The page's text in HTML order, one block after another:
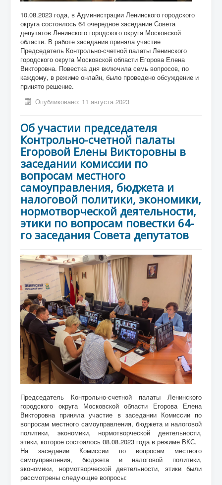
10.08.2023 года, в Администрации Ленинского городского
округа состоялось 64 очередное заседание Совета
депутатов Ленинского городского округа Московской
области. В работе заседания приняла участие
Председатель Контрольно-счетной палаты Ленинского
городского округа Московской области Егорова Елена
Викторовна. Повестка дня включила семь вопросов, по
каждому, в режиме онлайн, было проведено обсуждение и
принято решение.
Опубликовано: 11 августа 2023
Об участии председателя
Контрольно-счетной палаты
Егоровой Елены Викторовны в
заседании комиссии по
вопросам местного
самоуправления, бюджета и
налоговой политики, экономики,
нормотворческой деятельности,
этики по вопросам повестки 64-
го заседания Совета депутатов
Председатель Контрольно-счетной палаты Ленинского
городского округа Московской области Егорова Елена
Викторовна приняла участие в заседании Комиссии по
вопросам местного самоуправления, бюджета и налоговой
политики, экономики, нормотворческой деятельности,
этики, которое состоялось 08.08.2023 года в режиме ВКС.
На заседании Комиссии по вопросам местного
самоуправления, бюджета и налоговой политики,
экономики, нормотворческой деятельности, этики были
рассмотрены следующие вопросы: